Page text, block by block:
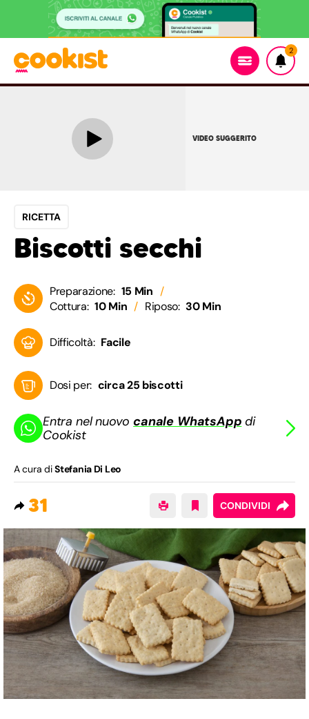
2
VIDEO SUGGERITO
RICETTA
Biscotti secchi
Preparazione: 15 Min
Cottura: 10 Min Riposo: 30 Min
Difficoltà: Facile
Dosi per: circa 25 biscotti
Entra nel nuovocanale WhatsApp di
Cookist
A cura diStefania Di Leo
31 CONDIVIDI